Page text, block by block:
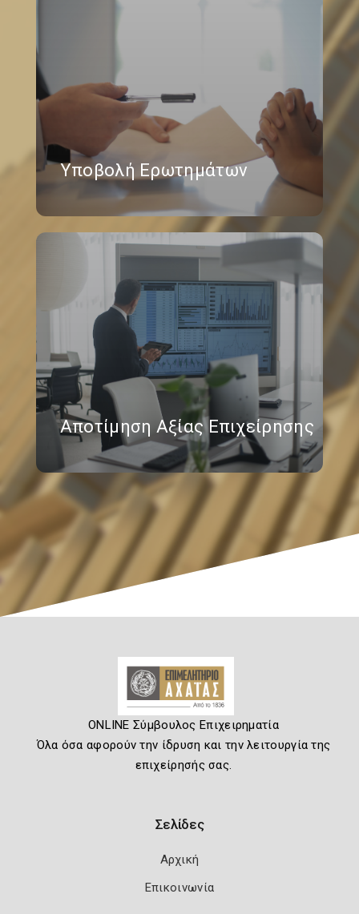
Υποβολή Ερωτημάτων
Αποτίμηση Αξίας Επιχείρησης
ONLINE Σύμβουλος Επιχειρηματία
Όλα όσα αφορούν την ίδρυση και την λειτουργία της
επιχείρησής σας.
Σελίδες
Αρχική
Επικοινωνία